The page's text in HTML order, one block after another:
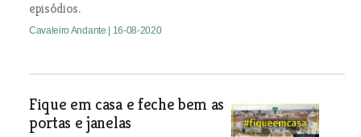
episódios.
Cavaleiro Andante | 16-08-2020
Fique em casa e feche bem as
portas e janelas